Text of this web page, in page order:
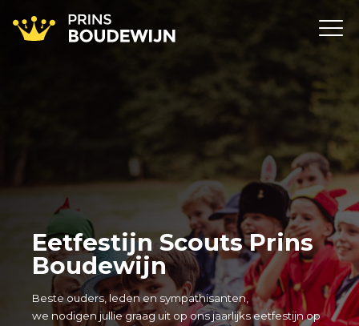
Eetfestijn Scouts Prins
Boudewijn
Beste ouders, leden en sympathisanten,
we nodigen jullie graag uit op ons jaarlijks eetfestijn op